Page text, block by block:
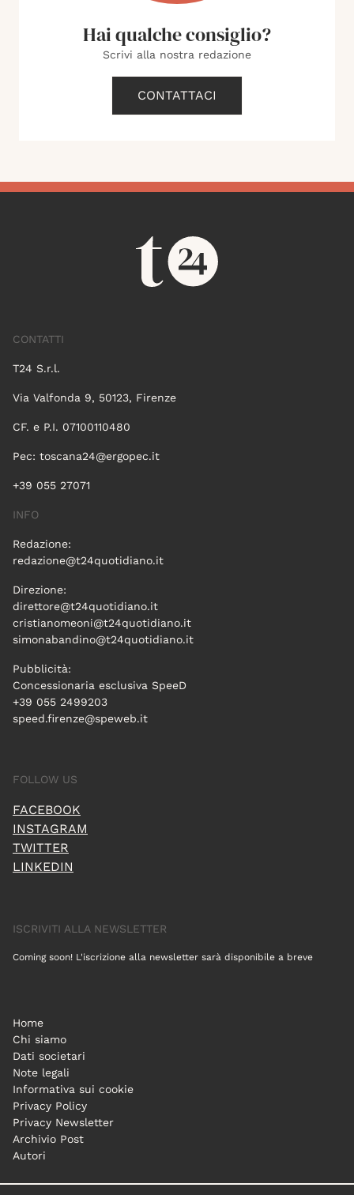
Hai qualche consiglio?
Scrivi alla nostra redazione
CONTATTACI
CONTATTI
T24 S.r.l.
Via Valfonda 9, 50123, Firenze
CF. e P.I. 07100110480
Pec: toscana24@ergopec.it
+39 055 27071
INFO
Redazione:
redazione@t24quotidiano.it
Direzione:
direttore@t24quotidiano.it
cristianomeoni@t24quotidiano.it
simonabandino@t24quotidiano.it
Pubblicità:
Concessionaria esclusiva SpeeD
+39 055 2499203
speed.firenze@speweb.it
FOLLOW US
FACEBOOK
INSTAGRAM
TWITTER
LINKEDIN
ISCRIVITI ALLA NEWSLETTER
Coming soon! L'iscrizione alla newsletter sarà disponibile a breve
Home
Chi siamo
Dati societari
Note legali
Informativa sui cookie
Privacy Policy
Privacy Newsletter
Archivio Post
Autori